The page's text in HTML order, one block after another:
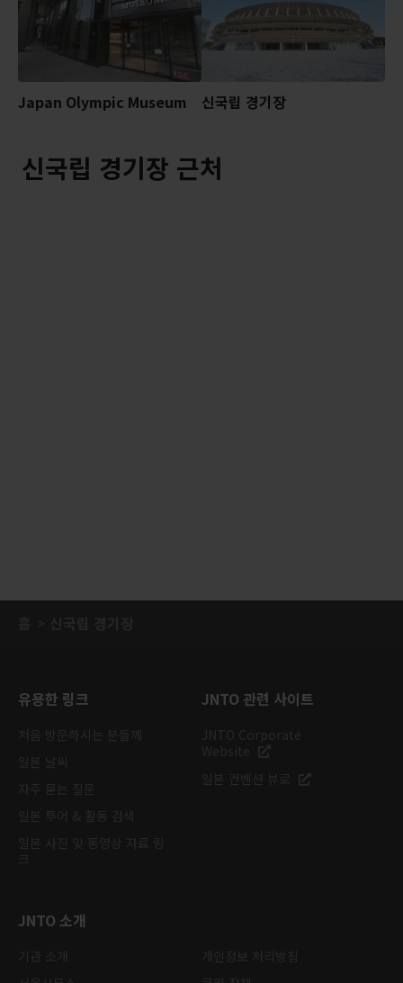
Japan Olympic Museum 신국립 경기장
신국립 경기장 근처
유용한 링크 JNTO 관련 사이트
JNTO 소개